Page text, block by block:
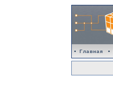
• Главная •